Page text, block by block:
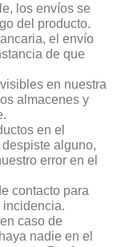
los envíos se
del producto.
el envío
de que
en nuestra
almacenes y
en el
alguno,
error en el
contacto para
incidencia.
caso de
nadie en el